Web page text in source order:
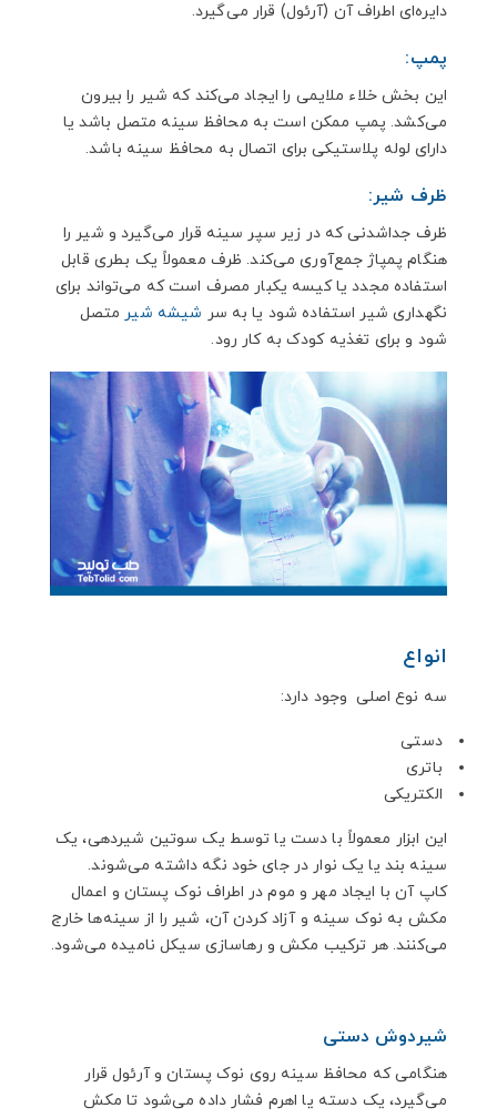
دایره‌ای اطراف آن (آرئول) قرار می‌گیرد.
پمپ:
این بخش خلاء ملایمی را ایجاد می‌کند که شیر را بیرون
می‌کشد. پمپ ممکن است به محافظ سینه متصل باشد یا
دارای لوله پلاستیکی برای اتصال به محافظ سینه باشد.
ظرف شیر:
ظرف جداشدنی که در زیر سپر سینه قرار می‌گیرد و شیر را
هنگام پمپاژ جمع‌آوری می‌کند. ظرف معمولاً یک بطری قابل
استفاده مجدد یا کیسه یکبار مصرف است که می‌تواند برای
نگهداری شیر استفاده شود یا به سر شیشه شیر متصل
شود و برای تغذیه کودک به کار رود.
انواع
سه نوع اصلی وجود دارد:
دستی
باتری
الکتریکی
این ابزار معمولاً با دست یا توسط یک سوتین شیردهی، یک
سینه بند یا یک نوار در جای خود نگه داشته می‌شوند.
کاپ آن با ایجاد مهر و موم در اطراف نوک پستان و اعمال
مکش به نوک سینه و آزاد کردن آن، شیر را از سینه‌ها خارج
می‌کنند. هر ترکیب مکش و رهاسازی سیکل نامیده می‌شود.
شیردوش دستی
هنگامی که محافظ سینه روی نوک پستان و آرئول قرار
می‌گیرد، یک دسته یا اهرم فشار داده می‌شود تا مکش